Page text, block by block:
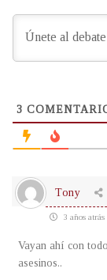
3
Tony
3 años atrás
Vayan ahí con
asesinos..